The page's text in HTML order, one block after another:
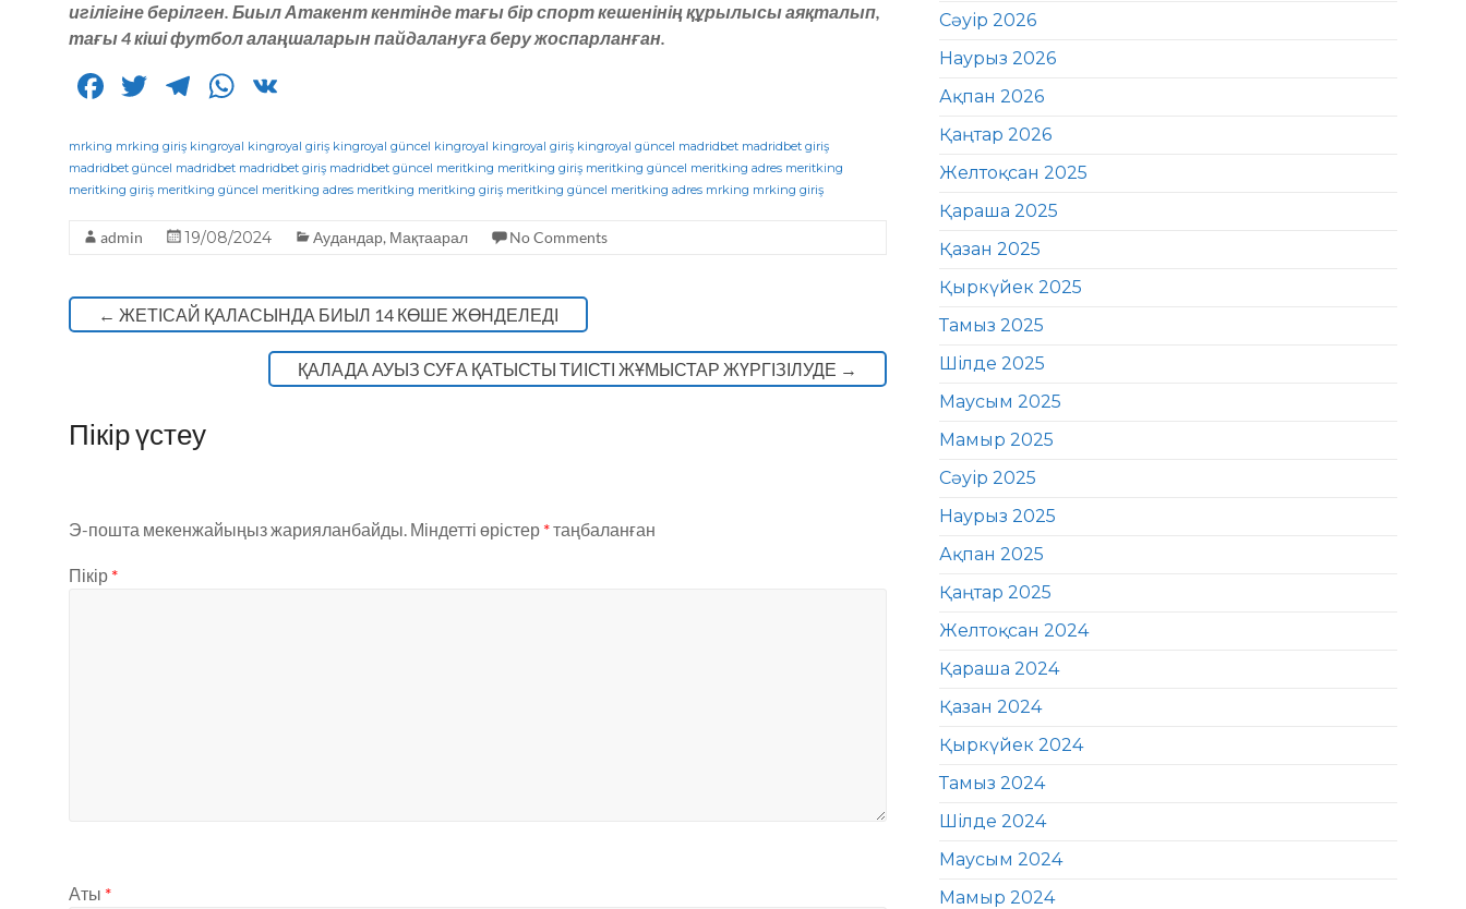
игілігіне берілген. Биыл Атакент кентінде тағы бір спорт кешенінің құрылысы аяқталып,
тағы 4 кіші футбол алаңшаларын пайдалануға беру жоспарланған.
F
c
e
b
o
k
T
it
te
T
e
g
ra
m
W
a
ts
A
p
mrking mrking giriş kingroyal kingroyal giriş kingroyal güncel kingroyal kingroyal giriş kingroyal güncel madridbet madridbet giriş
madridbet güncel madridbet madridbet giriş madridbet güncel meritking meritking giriş meritking güncel meritking adres meritking
meritking giriş meritking güncel meritking adres meritking meritking giriş meritking güncel meritking adres mrking mrking giriş
admin 19/08/2024 Аудандар, Мақтаарал No Comments
← ЖЕТІСАЙ ҚАЛАСЫНДА БИЫЛ 14 КӨШЕ ЖӨНДЕЛЕДІ
ҚАЛАДА АУЫЗ СУҒА ҚАТЫСТЫ ТИІСТІ ЖҰМЫСТАР ЖҮРГІЗІЛУДЕ →
Пікір үстеу
Э-пошта мекенжайыңыз жарияланбайды. Міндетті өрістер *таңбаланған
Пікір *
Аты *
Сәуір 2026
Наурыз 2026
Ақпан 2026
Қаңтар 2026
Желтоқсан 2025
Қараша 2025
Қазан 2025
Қыркүйек 2025
Тамыз 2025
Шілде 2025
Маусым 2025
Мамыр 2025
Сәуір 2025
Наурыз 2025
Ақпан 2025
Қаңтар 2025
Желтоқсан 2024
Қараша 2024
Қазан 2024
Қыркүйек 2024
Тамыз 2024
Шілде 2024
Маусым 2024
Мамыр 2024